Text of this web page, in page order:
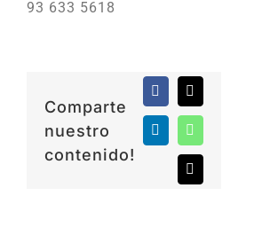
93 633 5618
Comparte
nuestro
contenido!
Facebook
X
LinkedInWhatsApp
Correo
electrónico